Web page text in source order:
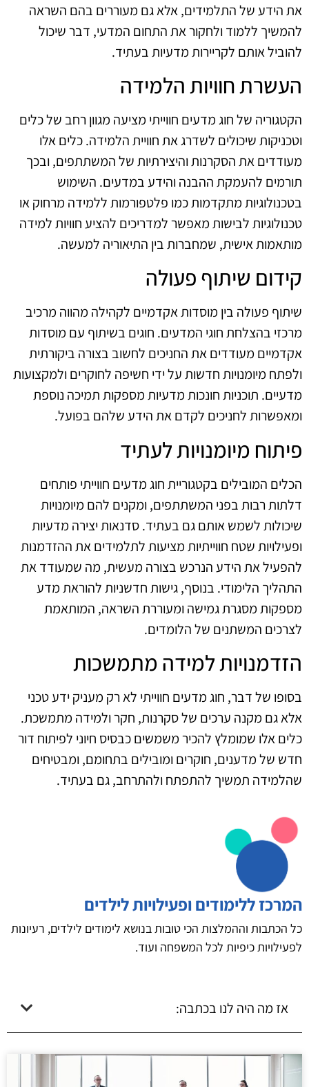
את הידע של התלמידים, אלא גם מעוררים בהם השראה
להמשיך ללמוד ולחקור את התחום המדעי, דבר שיכול
להוביל אותם לקריירות מדעיות בעתיד.
העשרת חוויות הלמידה
הקטגוריה של חוג מדעים חווייתי מציעה מגוון רחב של כלים
וטכניקות שיכולים לשדרג את חוויית הלמידה. כלים אלו
מעודדים את הסקרנות והיצירתיות של המשתתפים, ובכך
תורמים להעמקת ההבנה והידע במדעים. השימוש
בטכנולוגיות מתקדמות כמו פלטפורמות ללמידה מרחוק או
טכנולוגיות לבישות מאפשר למדריכים להציע חוויות למידה
מותאמות אישית, שמחברות בין התיאוריה למעשה.
קידום שיתוף פעולה
שיתוף פעולה בין מוסדות אקדמיים לקהילה מהווה מרכיב
מרכזי בהצלחת חוגי המדעים. חוגים בשיתוף עם מוסדות
אקדמיים מעודדים את החניכים לחשוב בצורה ביקורתית
ולפתח מיומנויות חדשות על ידי חשיפה לחוקרים ולמקצועות
מדעיים. תוכניות חונכות מדעיות מספקות תמיכה נוספת
ומאפשרות לחניכים לקדם את הידע שלהם בפועל.
פיתוח מיומנויות לעתיד
הכלים המובילים בקטגוריית חוג מדעים חווייתי פותחים
דלתות רבות בפני המשתתפים, ומקנים להם מיומנויות
שיכולות לשמש אותם גם בעתיד. סדנאות יצירה מדעיות
ופעילויות שטח חווייתיות מציעות לתלמידים את ההזדמנות
להפעיל את הידע הנרכש בצורה מעשית, מה שמעודד את
התהליך הלימודי. בנוסף, גישות חדשניות להוראת מדע
מספקות מסגרת גמישה ומעוררת השראה, המותאמת
לצרכים המשתנים של הלומדים.
הזדמנויות למידה מתמשכות
בסופו של דבר, חוג מדעים חווייתי לא רק מעניק ידע טכני
אלא גם מקנה ערכים של סקרנות, חקר ולמידה מתמשכת.
כלים אלו שמומלץ להכיר משמשים כבסיס חיוני לפיתוח דור
חדש של מדענים, חוקרים ומובילים בתחומם, ומבטיחים
שהלמידה תמשיך להתפתח ולהתרחב, גם בעתיד.
המרכז ללימודים ופעילויות לילדים
כל הכתבות וההמלצות הכי טובות בנושא לימודים לילדים, רעיונות
לפעילויות כיפיות לכל המשפחה ועוד.
אז מה היה לנו בכתבה: